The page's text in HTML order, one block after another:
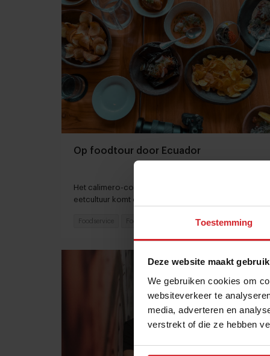
Toestemming
Deze website maakt
We gebruiken cookies om
websiteverkeer te
media, adverteren en
verstrekt of die ze hebben
Op foodtour door Ecuador
Het calimero-complex voorbij: de trots op de eigen
eetcultuur komt eindelijk naar buiten
2 maart 2023| 11 min
Foodservice